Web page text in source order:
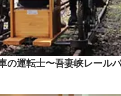
の運転士〜吾妻峡レール